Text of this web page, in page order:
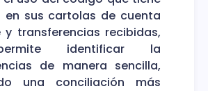
en sus cartolas de cuenta
y transferencias recibidas,
identificar la
de manera sencilla,
una conciliación más